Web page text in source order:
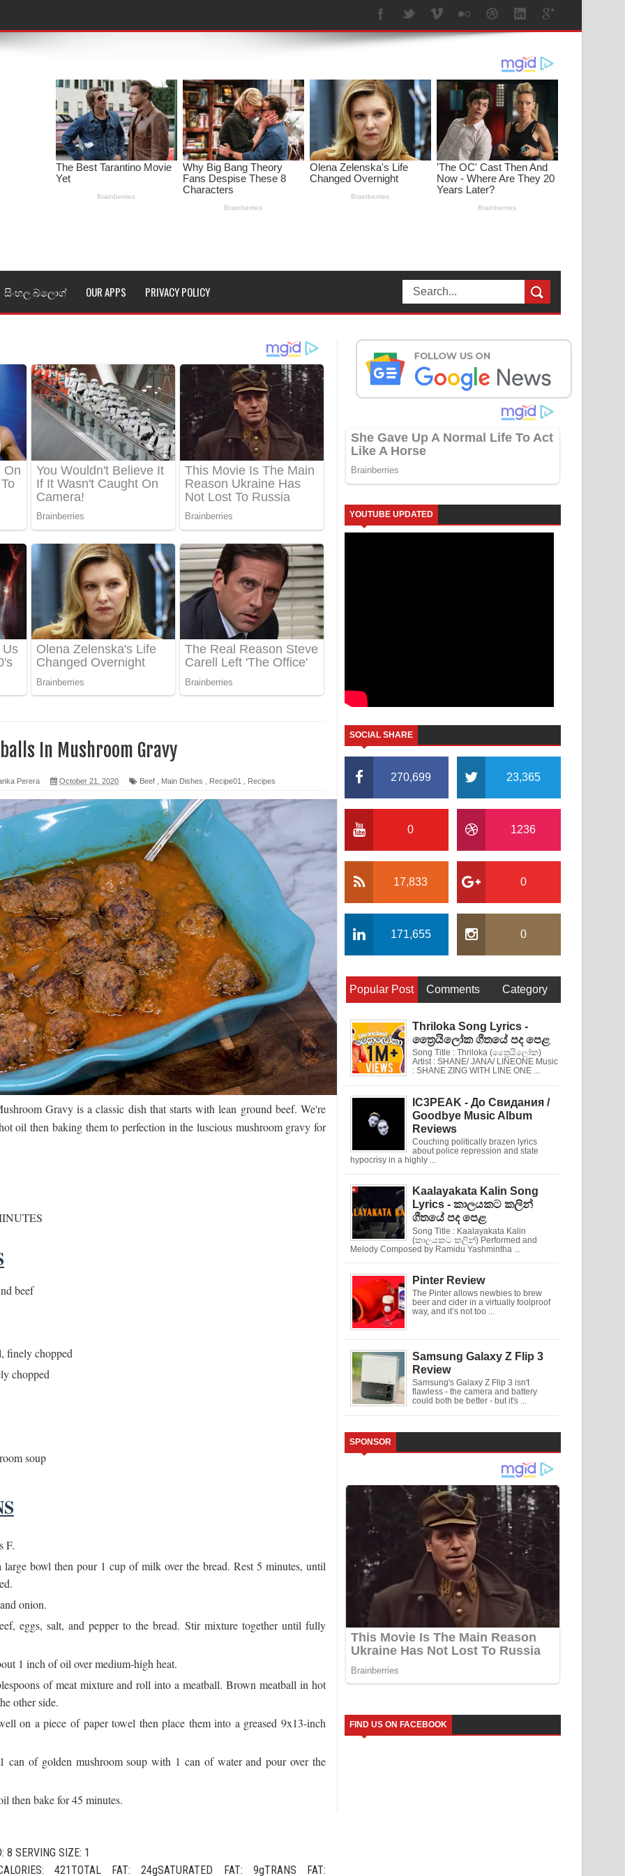
පද පෙළ
පෙළ
ගීතයේ පද පෙළ
පද පෙළ
ගීතයේ පද පෙළ
පද පෙළ
අනාගතේ ගීතයේ පද පෙළ
පද පෙළ
පෙළ
පද පෙළ
පද පෙළ
ලියන්න ගීතයේ පද පෙළ
පෙළ
පෙළ
පෙළ
පද පෙළ
සිංහල බ්ලොග් OUR APPS PRIVACY POLICY
In Mushroom Gravy
Perera October 21, 2020 Beef Main Dishes Recipe01 Recipes
Gravy is a classic dish that starts with lean ground beef. We're
oil then baking them to perfection in the luscious mushroom gravy for
beef
finely chopped
chopped
soup
F.
large bowl then pour 1 cup of milk over the bread. Rest 5 minutes, until
onion.
eggs, salt, and pepper to the bread. Stir mixture together until fully
1 inch of oil over medium-high heat.
of meat mixture and roll into a meatball. Brown meatball in hot
other side.
on a piece of paper towel then place them into a greased 9x13-inch
can of golden mushroom soup with 1 can of water and pour over the
then bake for 45 minutes.
8 SERVING SIZE: 1
421TOTAL FAT: 24gSATURATED FAT: 9gTRANS FAT:
YOUTUBE UPDATED
SOCIAL SHARE
270,699 23,365
0 1236
17,833 0
171,655 0
Popular Post Comments Category
Thriloka Song Lyrics -
ත්‍රෛයිලෝක ගීතයේ පද පෙළ
Song Title : Thriloka (ත්‍රෛයිලෝක)
Artist : SHANE/ JANA/ LINEONE Music
: SHANE ZING WITH LINE ONE ...
IC3PEAK - До Свидания /
Goodbye Music Album
Reviews
Couching politically brazen lyrics
about police repression and state
hypocrisy in a highly ...
Kaalayakata Kalin Song
Lyrics - කාලයකට කලින්
ගීතයේ පද පෙළ
Song Title : Kaalayakata Kalin
(කාලයකට කලින්) Performed and
Melody Composed by Ramidu Yashmintha ...
Pinter Review
The Pinter allows newbies to brew
beer and cider in a virtually foolproof
way, and it’s not too ...
Samsung Galaxy Z Flip 3
Review
Samsung's Galaxy Z Flip 3 isn't
flawless - the camera and battery
could both be better - but it's ...
SPONSOR
FIND US ON FACEBOOK